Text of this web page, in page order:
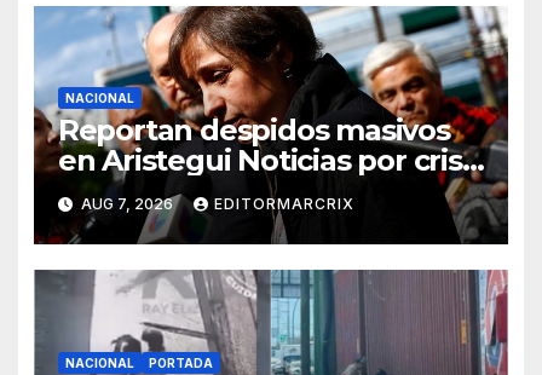
NACIONAL
Reportan despidos masivos
en Aristegui Noticias por crisis
financiera
AUG 7, 2026 EDITORMARCRIX
NACIONAL PORTADA